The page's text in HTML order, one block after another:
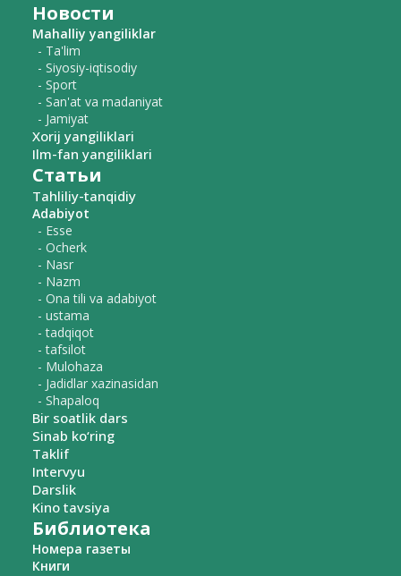
Новости
Mahalliy yangiliklar
- Ta'lim
- Siyosiy-iqtisodiy
- Sport
- San'at va madaniyat
- Jamiyat
Xorij yangiliklari
Ilm-fan yangiliklari
Статьи
Tahliliy-tanqidiy
Adabiyot
- Esse
- Ocherk
- Nasr
- Nazm
- Ona tili va adabiyot
- ustama
- tadqiqot
- tafsilot
- Mulohaza
- Jadidlar xazinasidan
- Shapaloq
Bir soatlik dars
Sinab ko‘ring
Taklif
Intervyu
Darslik
Kino tavsiya
Библиотека
Номера газеты
Книги